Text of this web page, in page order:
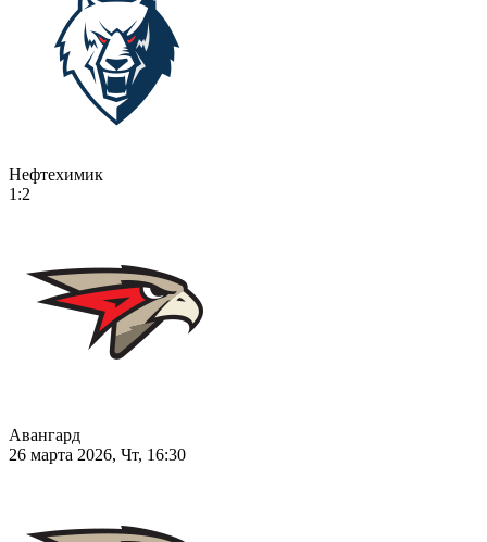
Нефтехимик
1:2
Авангард
26 марта 2026, Чт, 16:30